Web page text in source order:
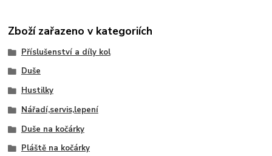
Zboží zařazeno v kategoriích
Příslušenství a díly kol
Duše
Hustilky
Nářadí,servis,lepení
Duše na kočárky
Pláště na kočárky